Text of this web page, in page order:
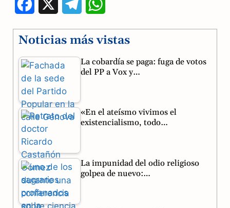
c
e
b
o
o
k
l
e
a
a
t
p
Noticias más vistas
La cobardía se paga: fuga de votos
del PP a Vox y…
«En el ateísmo vivimos el
existencialismo, todo…
La impunidad del odio religioso
golpea de nuevo:…